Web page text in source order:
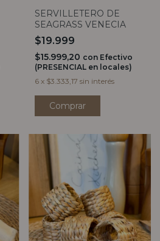
SERVILLETERO DE
SEAGRASS VENECIA
$19.999
$15.999,20 con Efectivo
(PRESENCIAL en locales)
6 x $3.333,17 sin interés